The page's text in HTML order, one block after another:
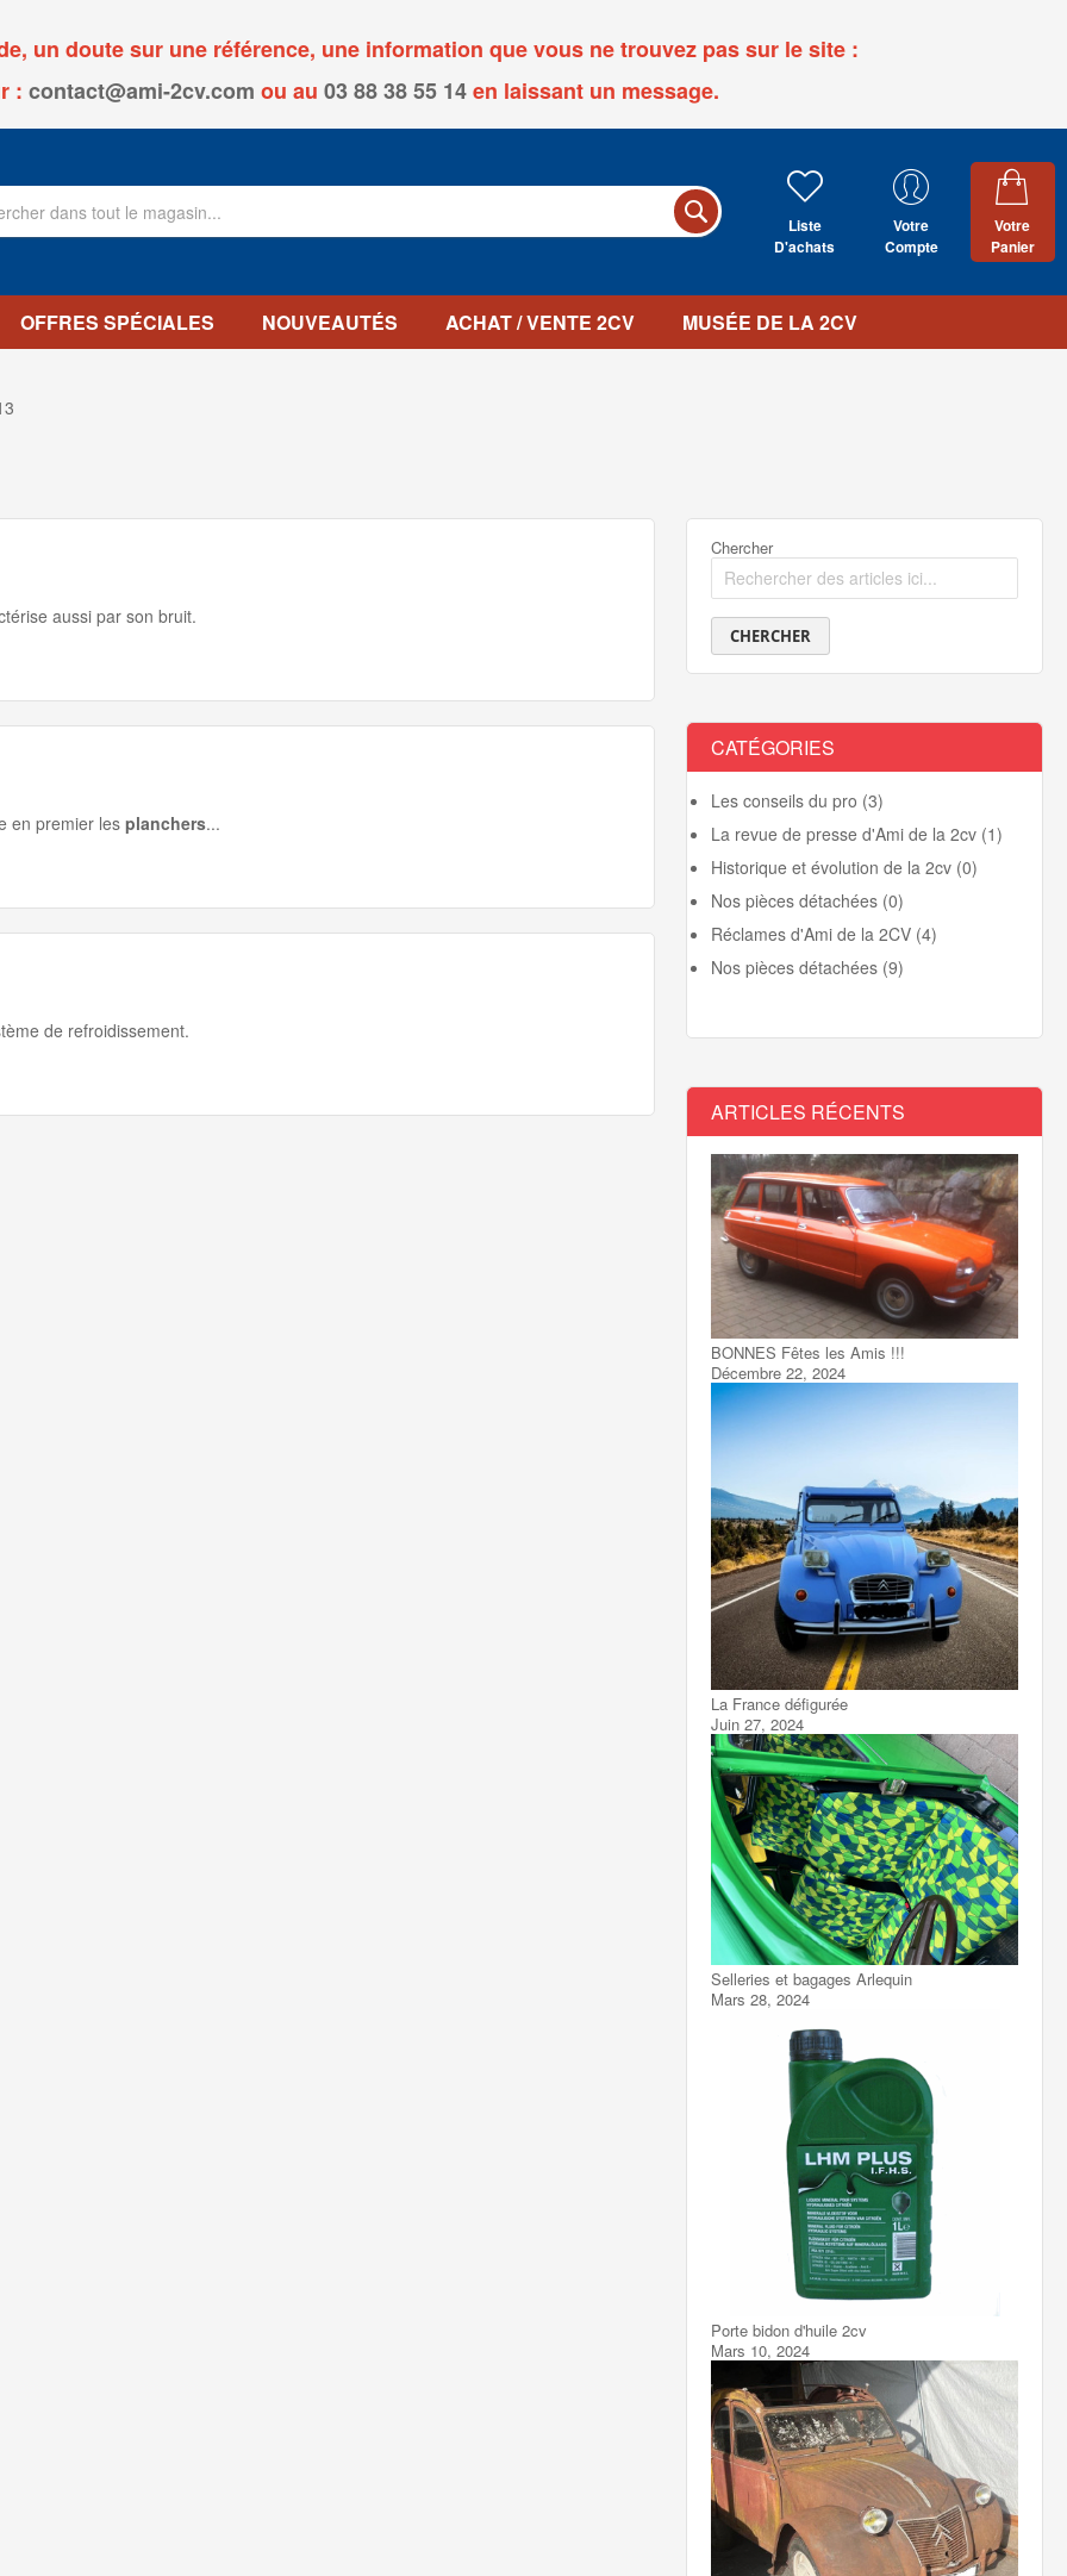
un doute sur une référence, une information que vous ne trouvez pas sur le site :
: contact@ami-2cv.com ou au 03 88 38 55 14en laissant un message.
Liste
D'achats
Votre
Compte
Votre
Panier
OFFRES SPÉCIALES NOUVEAUTÉS ACHAT / VENTE 2CV MUSÉE DE LA 2CV
aussi par son bruit.
en premier les planchers...
de refroidissement.
Chercher
CHERCHER
CATÉGORIES
Les conseils du pro (3)
La revue de presse d'Ami de la 2cv (1)
Historique et évolution de la 2cv (0)
Nos pièces détachées (0)
Réclames d'Ami de la 2CV (4)
Nos pièces détachées (9)
ARTICLES RÉCENTS
BONNES Fêtes les Amis !!!
Décembre 22, 2024
La France défigurée
Juin 27, 2024
Selleries et bagages Arlequin
Mars 28, 2024
Porte bidon d'huile 2cv
Mars 10, 2024